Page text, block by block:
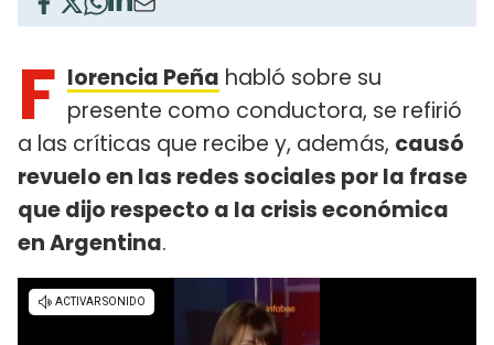
F lorencia Peña habló sobre su
presente como conductora, se refirió
a las críticas que recibe y, además, causó
revuelo en las redes sociales por la frase
que dijo respecto a la crisis económica
en Argentina.